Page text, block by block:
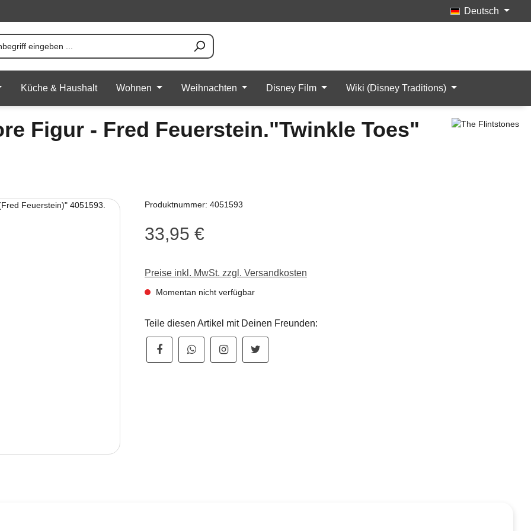
Deutsch
Küche & Haushalt Wohnen Weihnachten Disney Film Wiki (Disney Traditions)
Figur - Fred Feuerstein."Twinkle Toes"
Produktnummer: 4051593
Regulärer Preis:
33,95 €
Preise inkl. MwSt. zzgl. Versandkosten
Momentan nicht verfügbar
Teile diesen Artikel mit Deinen Freunden: